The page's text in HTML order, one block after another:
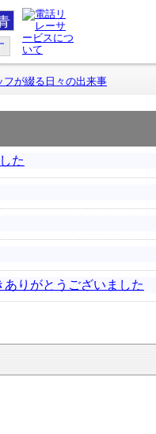
フが綴る日々の出来事
た
りがとうございました